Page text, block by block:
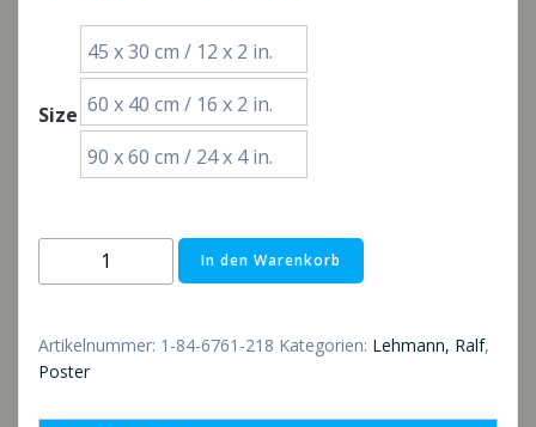
€19,00
bis
Size
45 x 30 cm / 12 x 2 in.
60 x 40 cm / 16 x 2 in.
90 x 60 cm / 24 x 4 in.
Am
Ende
Europas
In den Warenkorb
Artikelnummer: 1-84-6761-218 Kategorien: Lehmann, Ralf,
Poster